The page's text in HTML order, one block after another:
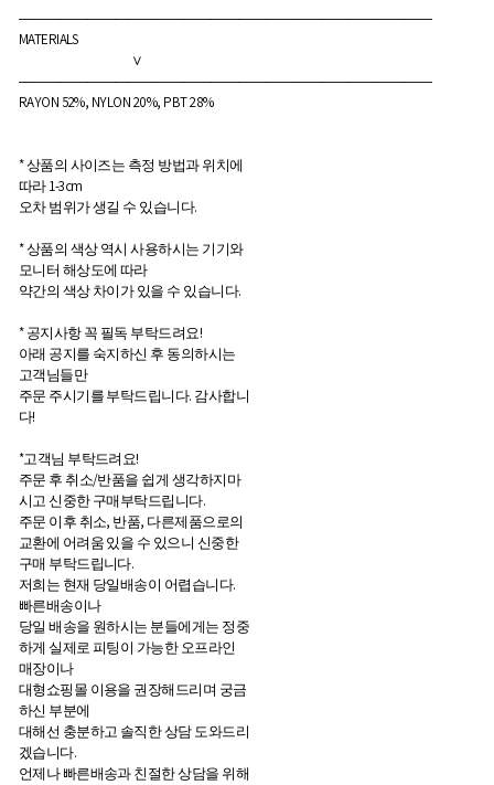
――――――――――――――――――――――――――――――
MATERIALS
∨
――――――――――――――――――――――――――――――
RAYON 52%, NYLON 20%, PBT 28%
* 상품의 사이즈는 측정 방법과 위치에
따라 1-3cm
오차 범위가 생길 수 있습니다.
* 상품의 색상 역시 사용하시는 기기와
모니터 해상도에 따라
약간의 색상 차이가 있을 수 있습니다.
* 공지사항 꼭 필독 부탁드려요!
아래 공지를 숙지하신 후 동의하시는
고객님들만
주문 주시기를 부탁드립니다. 감사합니
다!
*고객님 부탁드려요!
주문 후 취소/반품을 쉽게 생각하지마
시고 신중한 구매부탁드립니다.
주문 이후 취소, 반품, 다른제품으로의
교환에 어려움 있을 수 있으니 신중한
구매 부탁드립니다.
저희는 현재 당일배송이 어렵습니다.
빠른배송이나
당일 배송을 원하시는 분들에게는 정중
하게 실제로 피팅이 가능한 오프라인
매장이나
대형쇼핑몰 이용을 권장해드리며 궁금
하신 부분에
대해선 충분하고 솔직한 상담 도와드리
겠습니다.
언제나 빠른배송과 친절한 상담을 위해